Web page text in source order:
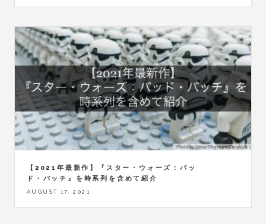
【2021年最新作】『スター・ウォーズ：バッ
ド・バッチ』を時系列を含めて紹介
AUGUST 17, 2021